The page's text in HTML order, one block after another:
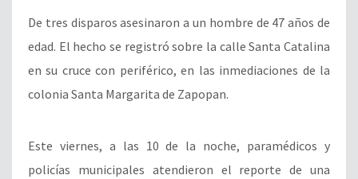
De tres disparos asesinaron a un hombre de 47 años de
edad. El hecho se registró sobre la calle Santa Catalina
en su cruce con periférico, en las inmediaciones de la
colonia Santa Margarita de Zapopan.
Este viernes, a las 10 de la noche, paramédicos y
policías municipales atendieron el reporte de una